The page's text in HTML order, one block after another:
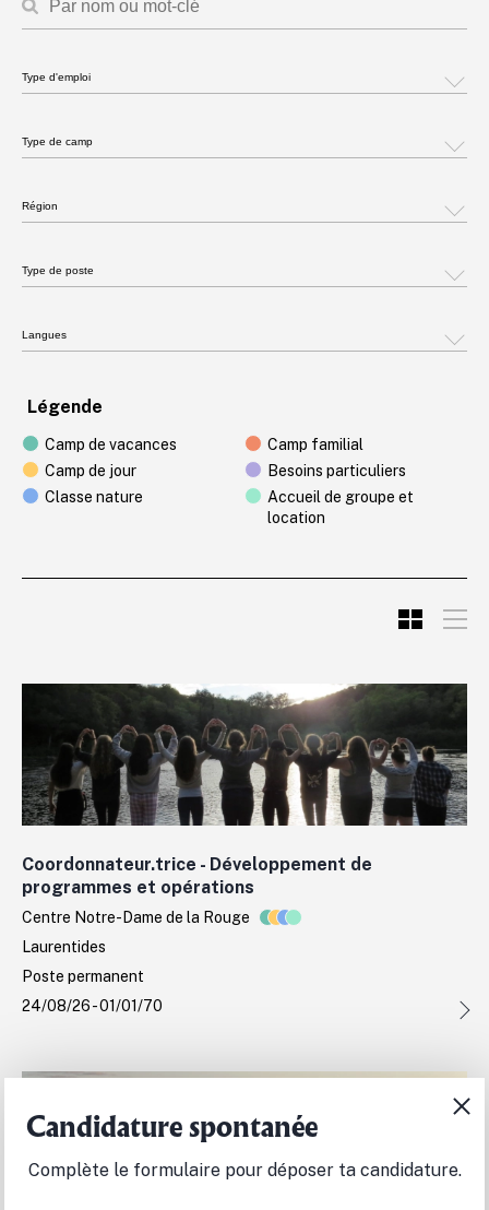
Légende
Camp de vacances
Camp familial
Camp de jour
Besoins particuliers
Classe nature
Accueil de groupe et
location
Coordonnateur.trice - Développement de
programmes et opérations
Centre Notre-Dame de la Rouge
Laurentides
Poste permanent
24/08/26 - 01/01/70
Candidature spontanée
Complète le formulaire pour déposer ta candidature.